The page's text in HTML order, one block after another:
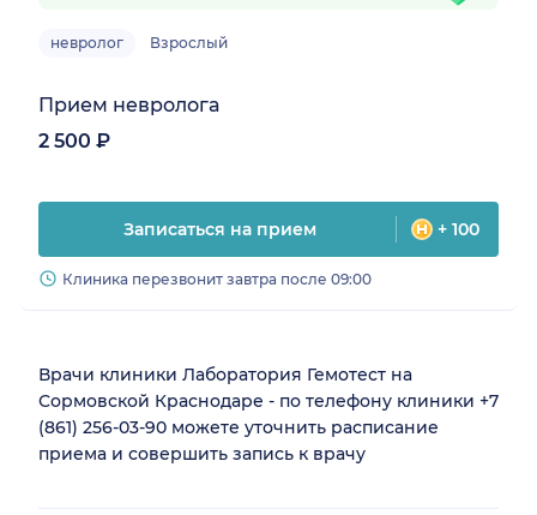
невролог Взрослый
Прием невролога
2 500 ₽
Записаться на прием + 100
Клиника перезвонит завтра после 09:00
Врачи клиники Лаборатория Гемотест на
Сормовской Краснодаре - по телефону клиники +7
(861) 256-03-90 можете уточнить расписание
приема и совершить запись к врачу